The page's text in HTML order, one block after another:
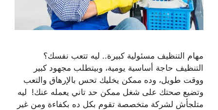
مهام التنظيف مسئولية كبيرة.. ليه تتعب نفسك؟
التنظيف حاجة أساسية يومية، وبيتطلب مجهود كبير
ووقت طويل، وده ممكن يخليك تحس بالإرهاق والتعب
وتضيع صحتك على شغل ممكن حد تاني يعمله عنك! ليه
متلجأش لشركة متخصصة تقوم بكل ده بكفاءة ومن غير